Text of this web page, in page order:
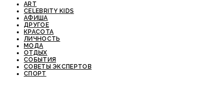
ART
CELEBRITY KIDS
АФИША
ДРУГОЕ
КРАСОТА
ЛИЧНОСТЬ
МОДА
ОТДЫХ
СОБЫТИЯ
СОВЕТЫ ЭКСПЕРТОВ
СПОРТ